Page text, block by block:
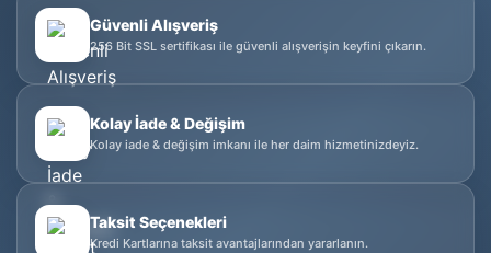
Güvenli Alışveriş
256 Bit SSL sertifikası ile güvenli alışverişin keyfini çıkarın.
Kolay İade & Değişim
Kolay iade & değişim imkanı ile her daim hizmetinizdeyiz.
Taksit Seçenekleri
Kredi Kartlarına taksit avantajlarından yararlanın.